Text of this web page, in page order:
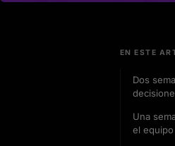
EN ESTE
Dos
Una
el equipo